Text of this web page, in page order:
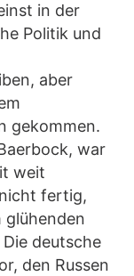
in der
Politik und
aber
gekommen.
war
weit
fertig,
glühenden
deutsche
den Russen